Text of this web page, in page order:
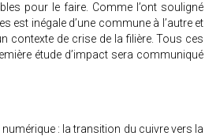
pour le faire. Comme l’ont souligné
est inégale d’une commune à l’autre et
contexte de crise de la filière. Tous ces
étude d’impact sera communiqué
: la transition du cuivre vers la